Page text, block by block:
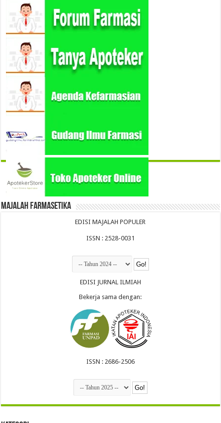
Majalah Farmasetika
EDISI MAJALAH POPULER
ISSN : 2528-0031
EDISI JURNAL ILMIAH
Bekerja sama dengan:
ISSN : 2686-2506